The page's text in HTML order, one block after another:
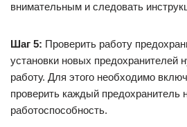
внимательным и следовать
Шаг 5: Проверить работу
установки новых предохранителей
работу. Для этого необходимо
проверить каждый предохранитель
работоспособность.